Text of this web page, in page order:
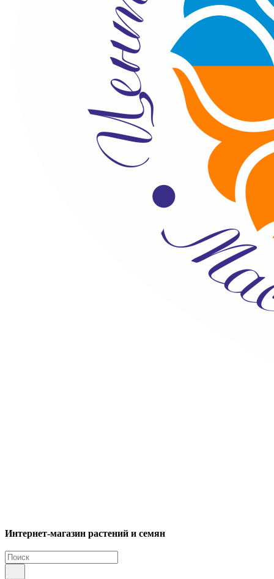
Интернет-магазин растений и семян